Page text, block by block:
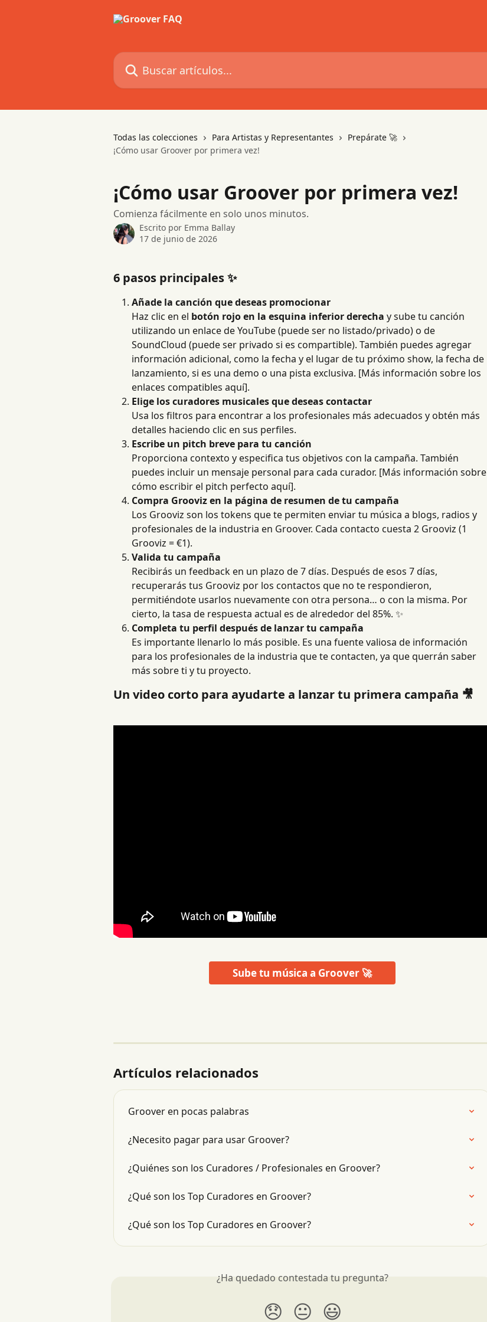
Buscar artículos...
Todas las colecciones Para Artistas y Representantes
Prepárate 🚀
¡Cómo usar Groover por primera vez!
¡Cómo usar Groover por primera vez!
Comienza fácilmente en solo unos minutos.
Escrito por Emma Ballay
17 de junio de 2026
6 pasos principales ✨
Añade la canción que deseas promocionar
Haz clic en el botón rojo en la esquina inferior derecha y sube tu canción
utilizando un enlace de YouTube (puede ser no listado/privado) o de
SoundCloud (puede ser privado si es compartible). También puedes agregar
información adicional, como la fecha y el lugar de tu próximo show, la fecha de
lanzamiento, si es una demo o una pista exclusiva. [Más información sobre los
enlaces compatibles aquí].
Elige los curadores musicales que deseas contactar
Usa los filtros para encontrar a los profesionales más adecuados y obtén más
detalles haciendo clic en sus perfiles.
Escribe un pitch breve para tu canción
Proporciona contexto y especifica tus objetivos con la campaña. También
puedes incluir un mensaje personal para cada curador. [Más información sobre
cómo escribir el pitch perfecto aquí].
Compra Grooviz en la página de resumen de tu campaña
Los Grooviz son los tokens que te permiten enviar tu música a blogs, radios y
profesionales de la industria en Groover. Cada contacto cuesta 2 Grooviz (1
Grooviz = €1).
Valida tu campaña
Recibirás un feedback en un plazo de 7 días. Después de esos 7 días,
recuperarás tus Grooviz por los contactos que no te respondieron,
permitiéndote usarlos nuevamente con otra persona… o con la misma. Por
cierto, la tasa de respuesta actual es de alrededor del 85%. ✨
Completa tu perfil después de lanzar tu campaña
Es importante llenarlo lo más posible. Es una fuente valiosa de información
para los profesionales de la industria que te contacten, ya que querrán saber
más sobre ti y tu proyecto.
Un video corto para ayudarte a lanzar tu primera campaña 🎥
Sube tu música a Groover 🚀
Artículos relacionados
Groover en pocas palabras
¿Necesito pagar para usar Groover?
¿Quiénes son los Curadores / Profesionales en Groover?
¿Qué son los Top Curadores en Groover?
¿Qué son los Top Curadores en Groover?
¿Ha quedado contestada tu pregunta?
😞 😐 😃